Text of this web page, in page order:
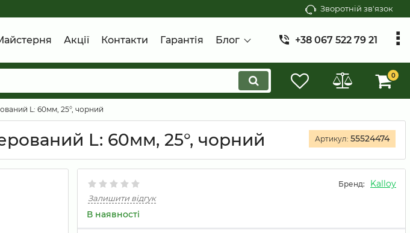
Зворотній зв'язок
Акції Контакти Гарантія Блог +38 067 522 79 21
0
L: 60мм, 25°, чорний
L: 60мм, 25°, чорний Артикул: 55524474
Бренд: Kalloy
Залишити відгук
В наявності